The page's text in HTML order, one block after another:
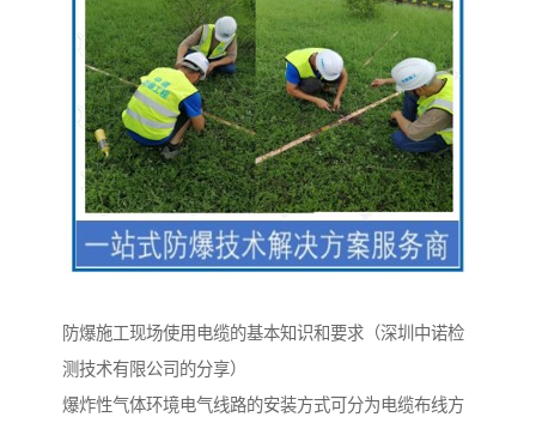
防爆施工现场使用电缆的基本知识和要求（深圳中诺检
测技术有限公司的分享）
爆炸性气体环境电气线路的安装方式可分为电缆布线方